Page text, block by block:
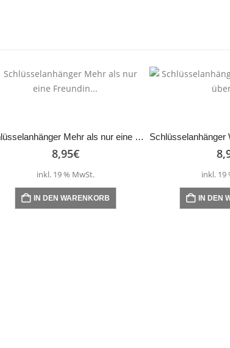
Schlüsselanhänger Mehr als nur eine Freundin…
8,95€
inkl. 19 % MwSt.
IN DEN WARENKORB
inkl. 19
IN DEN